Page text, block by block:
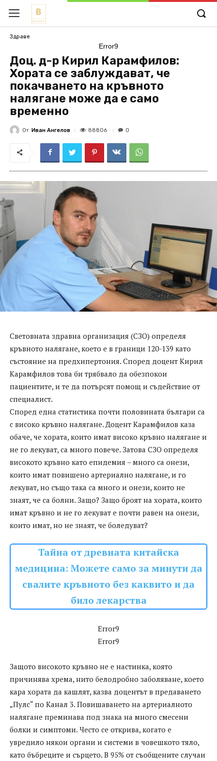
Здраве
Error9
Доц. д-р Кирил Карамфилов:
Хората се заблуждават, че
покачването на кръвното
налягане може да е само
временно
От Иван Ангелов 88806 0
Световната здравна организация (СЗО) определя
кръвното налягане, което е в граници 120-139 като
състояние на предхипертония. Според доцент Кирил
Карамфилов това би трябвало да обезпокои
пациентите, и те да потърсят помощ и съдействие от
специалист.
Според една статистика почти половината българи са
с високо кръвно налягане. Доцент Карамфилов каза
обаче, че хората, които имат високо кръвно налягане и
не го лекуват, са много повече. Затова СЗО определя
високото кръвно като епидемия – много са онези,
които имат повишено артериално налягане, и го
лекуват, но също така са много и онези, които не
знаят, че са болни. Защо? Защо броят на хората, които
имат кръвно и не го лекуват е почти равен на онези,
които имат, но не знаят, че боледуват?
Тайна от древната китайска
медицина: Можете само за минути да
свалите кръвното без каквито и да
било лекарства
Error9
Error9
Защото високото кръвно не е настинка, която
причинява хрема, нито белодробно заболяване, което
кара хората да кашлят, казва доцентът в предаването
„Пулс“ по Канал 3. Повишаването на артериалното
налягане преминава под знака на много смесени
болки и симптоми. Често се открива, когато е
увредило някои органи и системи в човешкото тяло,
като бъбреците и сърцето. В 95% от съобщените случаи